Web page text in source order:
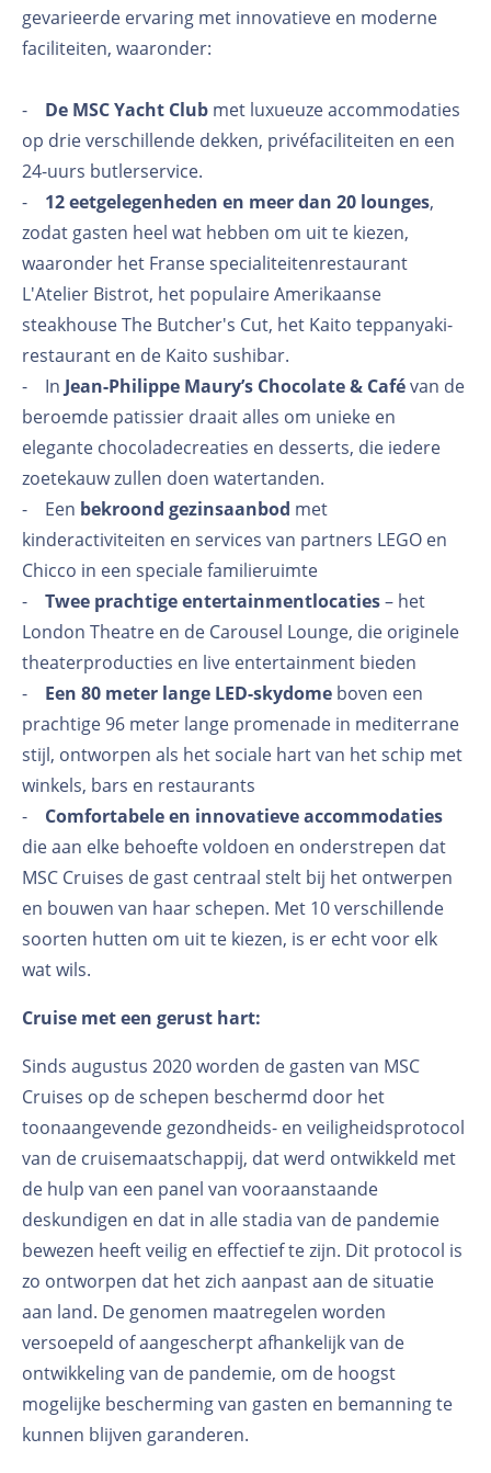
gevarieerde ervaring met innovatieve en moderne
faciliteiten, waaronder:
- De MSC Yacht Club met luxueuze accommodaties
op drie verschillende dekken, privéfaciliteiten en een
24-uurs butlerservice.
- 12 eetgelegenheden en meer dan 20 lounges,
zodat gasten heel wat hebben om uit te kiezen,
waaronder het Franse specialiteitenrestaurant
L'Atelier Bistrot, het populaire Amerikaanse
steakhouse The Butcher's Cut, het Kaito teppanyaki-
restaurant en de Kaito sushibar.
- In Jean-Philippe Maury’s Chocolate & Cafévan de
beroemde patissier draait alles om unieke en
elegante chocoladecreaties en desserts, die iedere
zoetekauw zullen doen watertanden.
- Een bekroond gezinsaanbod met
kinderactiviteiten en services van partners LEGO en
Chicco in een speciale familieruimte
- Twee prachtige entertainmentlocaties– het
London Theatre en de Carousel Lounge, die originele
theaterproducties en live entertainment bieden
- Een 80 meter lange LED-skydome boven een
prachtige 96 meter lange promenade in mediterrane
stijl, ontworpen als het sociale hart van het schip met
winkels, bars en restaurants
- Comfortabele en innovatieve accommodaties
die aan elke behoefte voldoen en onderstrepen dat
MSC Cruises de gast centraal stelt bij het ontwerpen
en bouwen van haar schepen. Met 10 verschillende
soorten hutten om uit te kiezen, is er echt voor elk
wat wils.
Cruise met een gerust hart:
Sinds augustus 2020 worden de gasten van MSC
Cruises op de schepen beschermd door het
toonaangevende gezondheids- en veiligheidsprotocol
van de cruisemaatschappij, dat werd ontwikkeld met
de hulp van een panel van vooraanstaande
deskundigen en dat in alle stadia van de pandemie
bewezen heeft veilig en effectief te zijn. Dit protocol is
zo ontworpen dat het zich aanpast aan de situatie
aan land. De genomen maatregelen worden
versoepeld of aangescherpt afhankelijk van de
ontwikkeling van de pandemie, om de hoogst
mogelijke bescherming van gasten en bemanning te
kunnen blijven garanderen.